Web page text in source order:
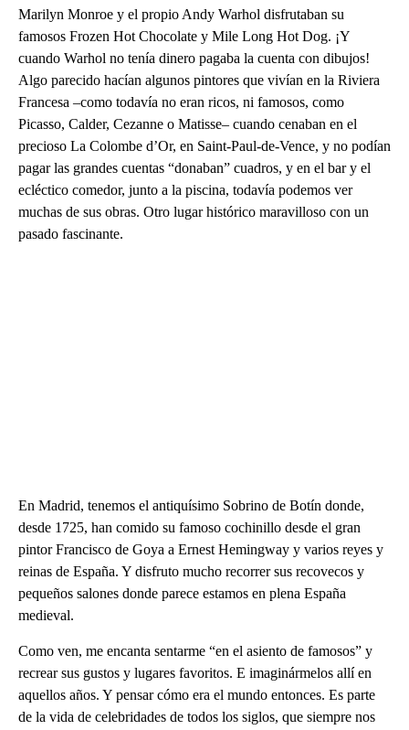
Marilyn Monroe y el propio Andy Warhol disfrutaban su
famosos Frozen Hot Chocolate y Mile Long Hot Dog. ¡Y
cuando Warhol no tenía dinero pagaba la cuenta con dibujos!
Algo parecido hacían algunos pintores que vivían en la Riviera
Francesa –como todavía no eran ricos, ni famosos, como
Picasso, Calder, Cezanne o Matisse– cuando cenaban en el
precioso La Colombe d’Or, en Saint-Paul-de-Vence, y no podían
pagar las grandes cuentas “donaban” cuadros, y en el bar y el
ecléctico comedor, junto a la piscina, todavía podemos ver
muchas de sus obras. Otro lugar histórico maravilloso con un
pasado fascinante.
En Madrid, tenemos el antiquísimo Sobrino de Botín donde,
desde 1725, han comido su famoso cochinillo desde el gran
pintor Francisco de Goya a Ernest Hemingway y varios reyes y
reinas de España. Y disfruto mucho recorrer sus recovecos y
pequeños salones donde parece estamos en plena España
medieval.
Como ven, me encanta sentarme “en el asiento de famosos” y
recrear sus gustos y lugares favoritos. E imaginármelos allí en
aquellos años. Y pensar cómo era el mundo entonces. Es parte
de la vida de celebridades de todos los siglos, que siempre nos